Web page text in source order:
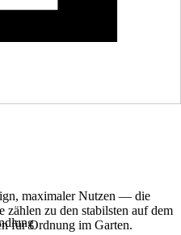
maximaler Nutzen — die
zu den stabilsten auf dem
für Ordnung im Garten.